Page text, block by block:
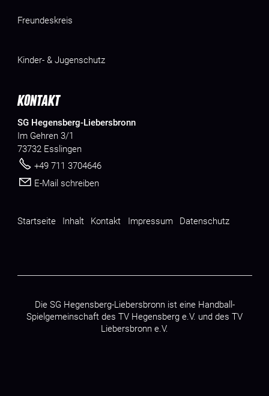
Freundeskreis
Kinder- & Jugenschutz
KONTAKT
SG Hegensberg-Liebersbronn
Im Gehren 3/1
73732 Esslingen
+49 711 3704646
E-Mail schreiben
Startseite Inhalt Kontakt Impressum Datenschutz
Die SG Hegensberg-Liebersbronn ist eine Handball-
Spielgemeinschaft des TV Hegensberg e.V. und des TV
Liebersbronn e.V.